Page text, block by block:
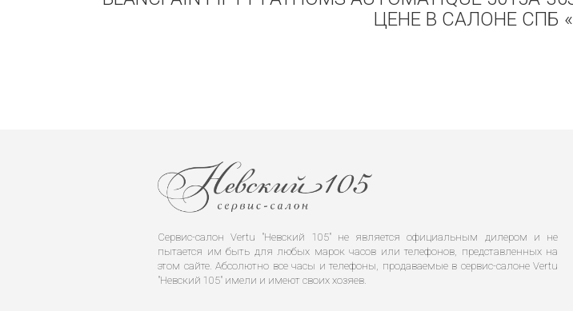
ЦЕНЕ В САЛОНЕ СПБ
Сервис-салон Vertu "Невский 105" не является официальным дилером и не
пытается им быть для любых марок часов или телефонов, представленных на
этом сайте. Абсолютно все часы и телефоны, продаваемые в сервис-салоне Vertu
"Невский 105" имели и имеют своих хозяев.